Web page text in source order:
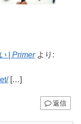
| Primer より:
[…]
返信